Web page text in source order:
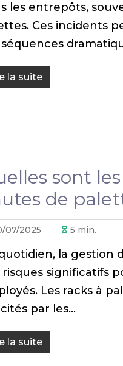
les entrepôts,
Ces incidents
la suite
sont
de
07/2025 5 min.
la gestion
risques significatifs
Les racks à
par les…
la suite